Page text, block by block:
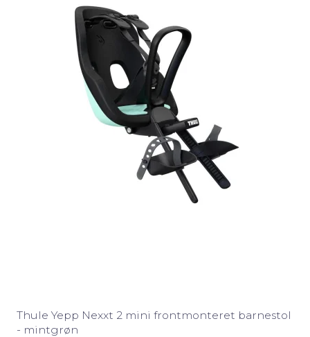
Thule Yepp Nexxt 2 mini frontmonteret barnestol
- mintgrøn